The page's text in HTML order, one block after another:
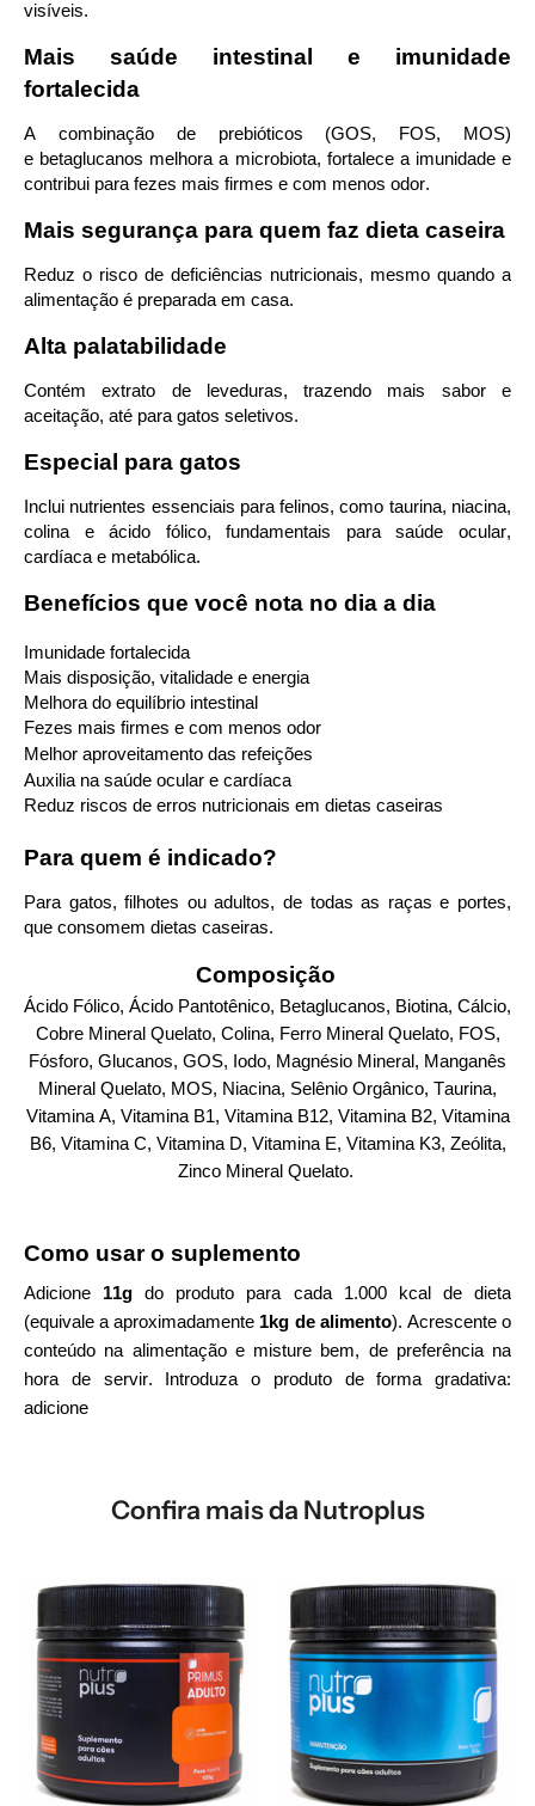
visíveis.
Mais saúde intestinal e imunidade
fortalecida
A combinação de prebióticos (GOS, FOS, MOS)
e betaglucanos melhora a microbiota, fortalece a imunidade e
contribui para fezes mais firmes e com menos odor.
Mais segurança para quem faz dieta caseira
Reduz o risco de deficiências nutricionais, mesmo quando a
alimentação é preparada em casa.
Alta palatabilidade
Contém extrato de leveduras, trazendo mais sabor e
aceitação, até para gatos seletivos.
Especial para gatos
Inclui nutrientes essenciais para felinos, como taurina, niacina,
colina e ácido fólico, fundamentais para saúde ocular,
cardíaca e metabólica.
Benefícios que você nota no dia a dia
Imunidade fortalecida
Mais disposição, vitalidade e energia
Melhora do equilíbrio intestinal
Fezes mais firmes e com menos odor
Melhor aproveitamento das refeições
Auxilia na saúde ocular e cardíaca
Reduz riscos de erros nutricionais em dietas caseiras
Para quem é indicado?
Para gatos, filhotes ouadultos, de todas as raças e portes,
que consomem dietas caseiras.
Composição
Ácido Fólico, Ácido Pantotênico, Betaglucanos, Biotina, Cálcio,
Cobre Mineral Quelato, Colina, Ferro Mineral Quelato, FOS,
Fósforo, Glucanos, GOS, Iodo, Magnésio Mineral, Manganês
Mineral Quelato, MOS, Niacina, Selênio Orgânico, Taurina,
Vitamina A, Vitamina B1, Vitamina B12, Vitamina B2, Vitamina
B6, Vitamina C, Vitamina D, Vitamina E, Vitamina K3, Zeólita,
Zinco Mineral Quelato.
Como usar o suplemento
Adicione 11g do produto para cada 1.000 kcal de dieta
(equivale a aproximadamente 1kg de alimento). Acrescente o
conteúdo na alimentação e misture bem, de preferência na
hora de servir. Introduza o produto de forma gradativa:
adicione
Confira mais da Nutroplus